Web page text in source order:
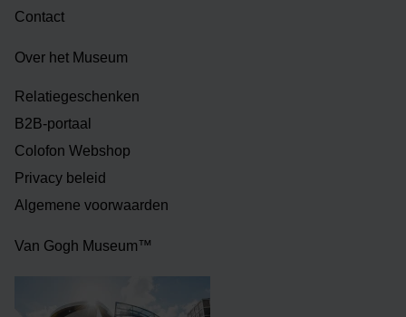
Contact
Over het Museum
Relatiegeschenken
B2B-portaal
Colofon Webshop
Privacy beleid
Algemene voorwaarden
Van Gogh Museum™